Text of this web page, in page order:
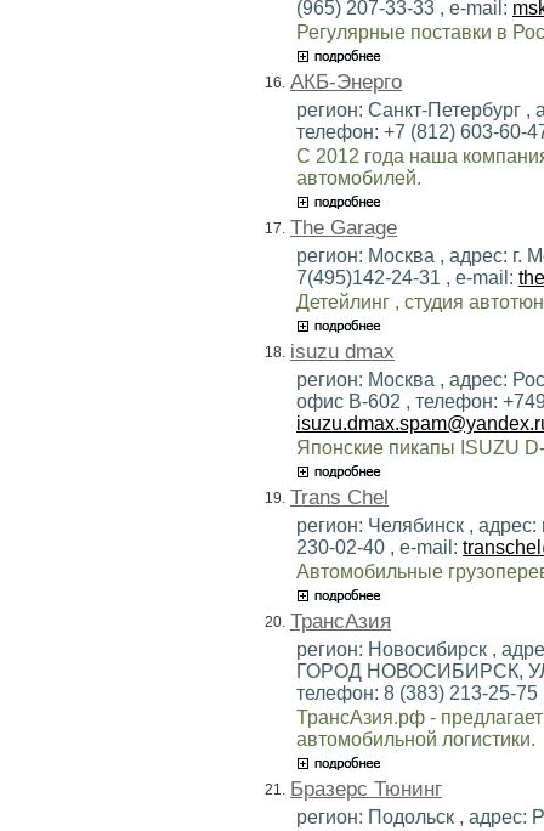
(965) 207-33-33 , e-mail:
Регулярные поставки в
16. АКБ-Энерго
регион: Санкт-Петербург ,
телефон: +7 (812) 603-60-
С 2012 года наша
автомобилей.
17. The Garage
регион: Москва , адрес: г.
7(495)142-24-31 , e-mail:
Детейлинг , студия
18. isuzu dmax
регион: Москва , адрес:
офис B-602 , телефон:
Японские пикапы ISUZU
19. Trans Chel
регион: Челябинск ,
230-02-40 , e-mail:
Автомобильные
20. ТрансАзия
регион: Новосибирск ,
ГОРОД НОВОСИБИРСК,
телефон: 8 (383) 213-25-
ТрансАзия.рф -
автомобильной логистики.
21. Бразерс Тюнинг
регион: Подольск , адрес: